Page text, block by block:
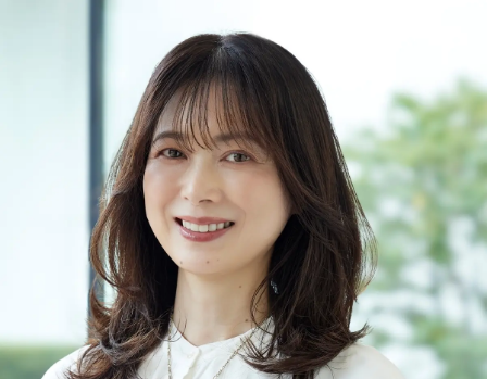
デジタルカタログ
エクラプレミアム通販
インフォメーション
MAGAZINE